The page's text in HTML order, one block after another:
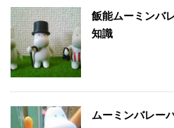
飯能ムーミンバ
知識
ムーミンバレー